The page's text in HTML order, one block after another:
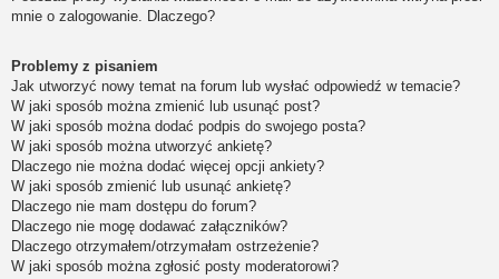
mnie o zalogowanie. Dlaczego?
Problemy z pisaniem
Jak utworzyć nowy temat na forum lub wysłać odpowiedź w temacie?
W jaki sposób można zmienić lub usunąć post?
W jaki sposób można dodać podpis do swojego posta?
W jaki sposób można utworzyć ankietę?
Dlaczego nie można dodać więcej opcji ankiety?
W jaki sposób zmienić lub usunąć ankietę?
Dlaczego nie mam dostępu do forum?
Dlaczego nie mogę dodawać załączników?
Dlaczego otrzymałem/otrzymałam ostrzeżenie?
W jaki sposób można zgłosić posty moderatorowi?